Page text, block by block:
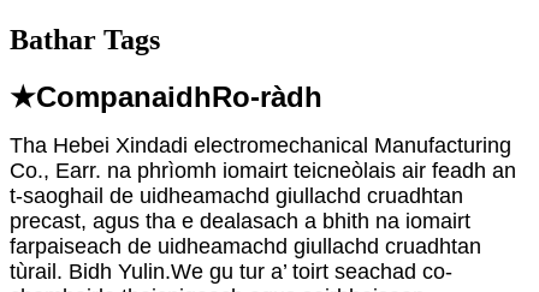
Bathar Tags
★CompanaidhRo-ràdh
Tha Hebei Xindadi electromechanical Manufacturing
Co., Earr. na phrìomh iomairt teicneòlais air feadh an
t-saoghail de uidheamachd giullachd cruadhtan
precast, agus tha e dealasach a bhith na iomairt
farpaiseach de uidheamachd giullachd cruadhtan
tùrail. Bidh Yulin.We gu tur a’ toirt seachad co-